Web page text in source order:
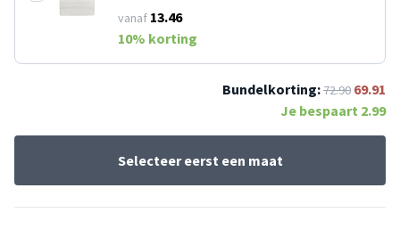
vanaf 13.46
10% korting
Bundelkorting:72.90 69.91
Je bespaart 2.99
Selecteer eerst een maat